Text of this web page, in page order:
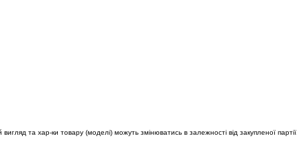
та хар-ки товару (моделі) можуть змінюватись в залежності від закупленої партії.